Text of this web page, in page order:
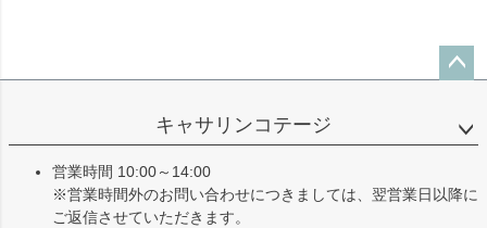
ップ
キャサリンコテージ
営業時間 10:00～14:00
※営業時間外のお問い合わせにつきましては、翌営業日以降に
ご返信させていただきます。